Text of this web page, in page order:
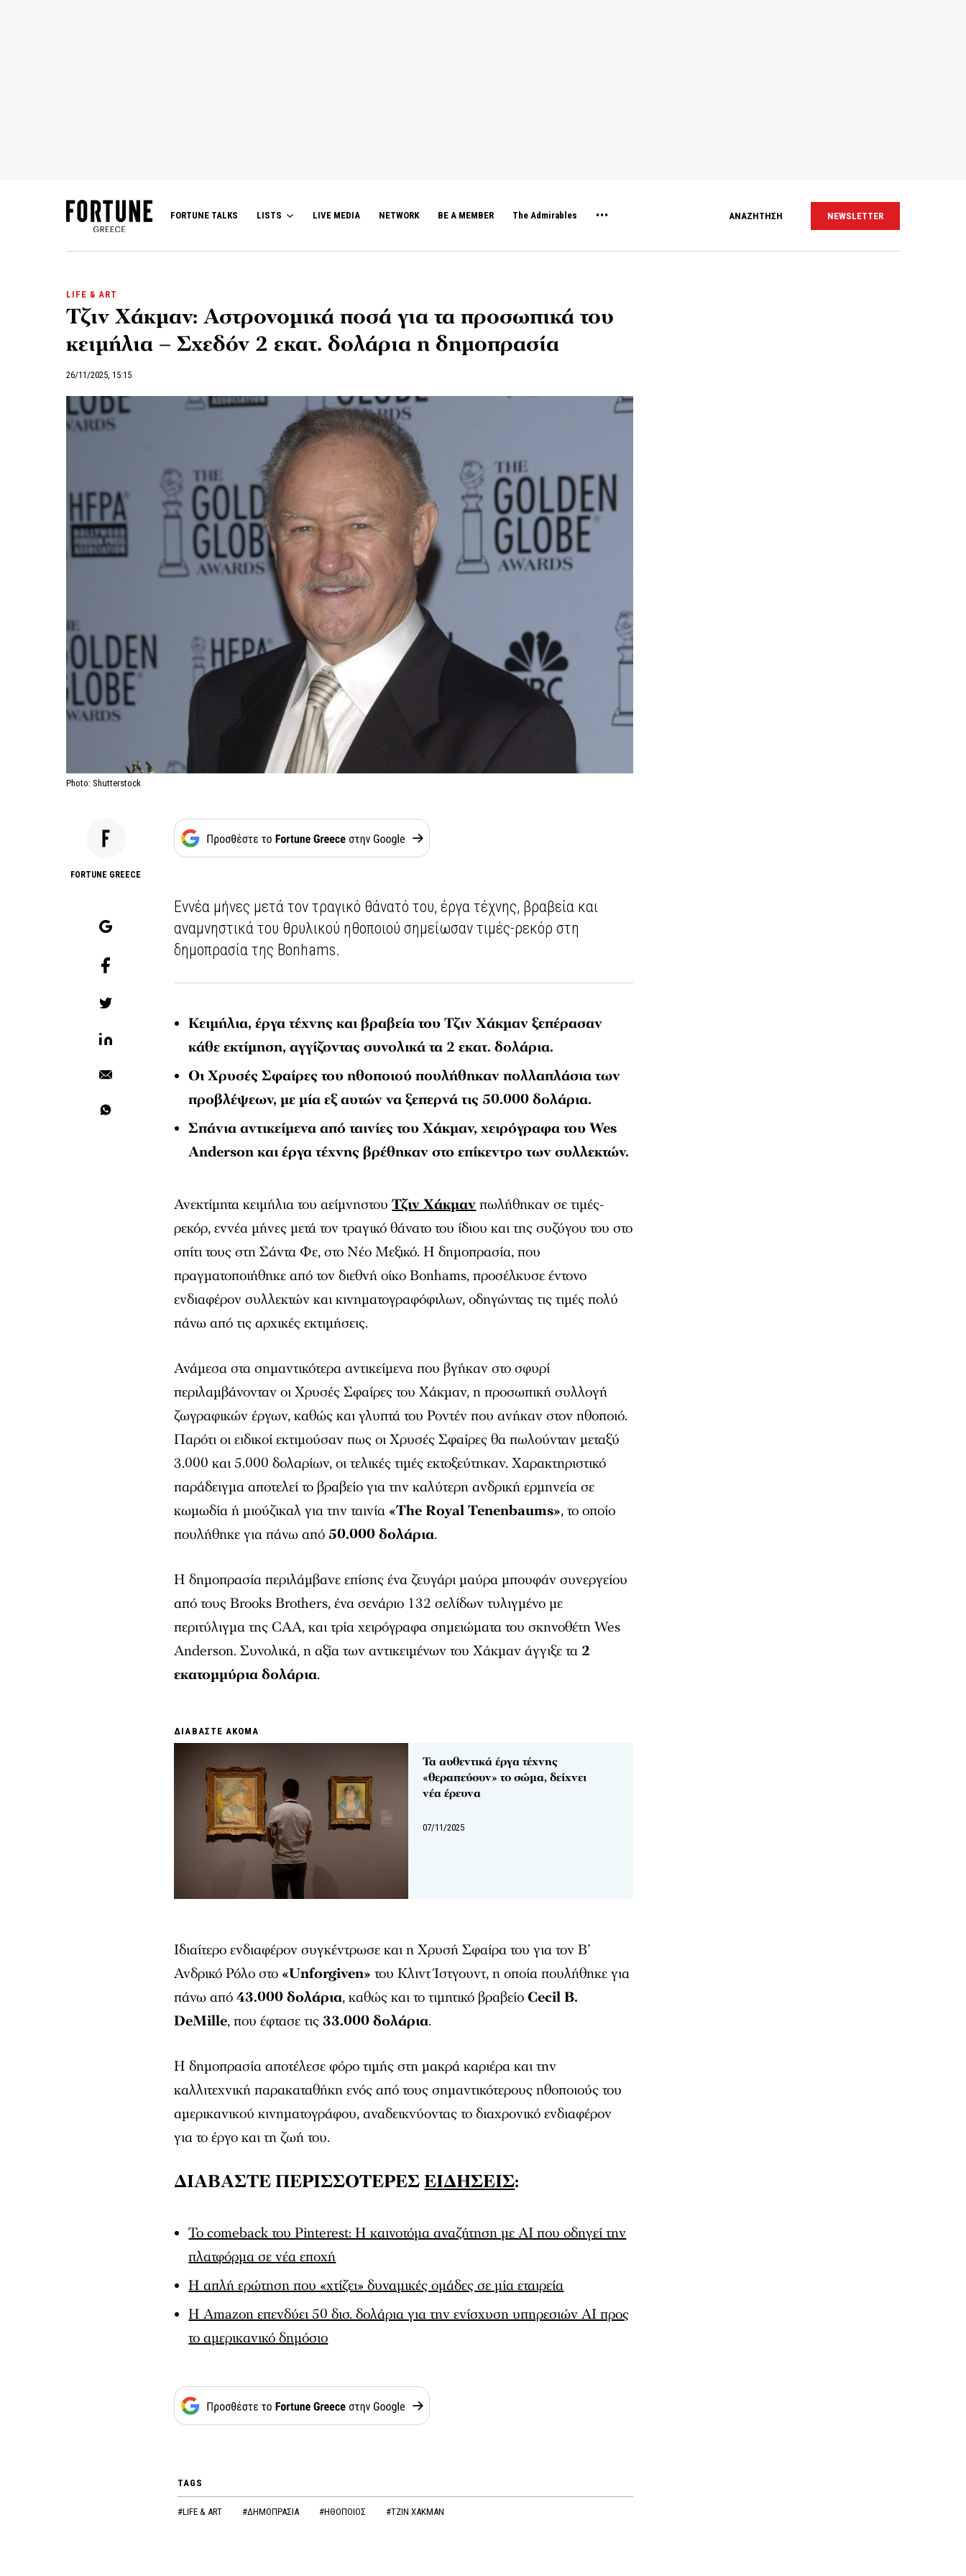
FORTUNE TALKS LISTS LIVE MEDIA NETWORK BE A MEMBER The Admirables ΑΝΑΖΗΤΗΣΗ NEWSLETTER
LIFE & ART
Τζιν Χάκμαν: Αστρονομικά ποσά για τα προσωπικά του
κειμήλια – Σχεδόν 2 εκατ. δολάρια η δημοπρασία
26/11/2025, 15:15
Photo: Shutterstock
FORTUNE GREECE
Εννέα μήνες μετά τον τραγικό θάνατό του, έργα τέχνης, βραβεία και
αναμνηστικά του θρυλικού ηθοποιού σημείωσαν τιμές-ρεκόρ στη
δημοπρασία της Bonhams.
Κειμήλια, έργα τέχνης και βραβεία του Τζιν Χάκμαν ξεπέρασαν
κάθε εκτίμηση, αγγίζοντας συνολικά τα 2 εκατ. δολάρια.
Οι Χρυσές Σφαίρες του ηθοποιού πουλήθηκαν πολλαπλάσια των
προβλέψεων, με μία εξ αυτών να ξεπερνά τις 50.000 δολάρια.
Σπάνια αντικείμενα από ταινίες του Χάκμαν, χειρόγραφα του Wes
Anderson και έργα τέχνης βρέθηκαν στο επίκεντρο των συλλεκτών.
Ανεκτίμητα κειμήλια του αείμνηστουΤζιν Χάκμανπωλήθηκαν σε τιμές-
ρεκόρ, εννέα μήνες μετά τον τραγικό θάνατο του ίδιου και της συζύγου του στο
σπίτι τους στη Σάντα Φε, στο Νέο Μεξικό. Η δημοπρασία, που
πραγματοποιήθηκε από τον διεθνή οίκο Bonhams, προσέλκυσε έντονο
ενδιαφέρον συλλεκτών και κινηματογραφόφιλων, οδηγώντας τις τιμές πολύ
πάνω από τις αρχικές εκτιμήσεις.
Ανάμεσα στα σημαντικότερα αντικείμενα που βγήκαν στο σφυρί
περιλαμβάνονταν οι Χρυσές Σφαίρες του Χάκμαν, η προσωπική συλλογή
ζωγραφικών έργων, καθώς και γλυπτά του Ροντέν που ανήκαν στον ηθοποιό.
Παρότι οι ειδικοί εκτιμούσαν πως οι Χρυσές Σφαίρες θα πωλούνταν μεταξύ
3.000 και 5.000 δολαρίων, οι τελικές τιμές εκτοξεύτηκαν. Χαρακτηριστικό
παράδειγμα αποτελεί το βραβείο για την καλύτερη ανδρική ερμηνεία σε
κωμωδία ή μιούζικαλ για την ταινία «The Royal Tenenbaums», το οποίο
πουλήθηκε για πάνω από 50.000 δολάρια.
Η δημοπρασία περιλάμβανε επίσης ένα ζευγάρι μαύρα μπουφάν συνεργείου
από τους Brooks Brothers, ένα σενάριο 132 σελίδων τυλιγμένο με
περιτύλιγμα της CAA, και τρία χειρόγραφα σημειώματα του σκηνοθέτη Wes
Anderson. Συνολικά, η αξία των αντικειμένων του Χάκμαν άγγιξε τα2
εκατομμύρια δολάρια.
ΔΙΑΒΑΣΤΕ ΑΚΟΜΑ
Τα αυθεντικά έργα τέχνης
«θεραπεύουν» το σώμα, δείχνει
νέα έρευνα
07/11/2025
Ιδιαίτερο ενδιαφέρον συγκέντρωσε και η Χρυσή Σφαίρα του για τον Β’
Ανδρικό Ρόλο στο «Unforgiven» του Κλιντ Ίστγουντ, η οποία πουλήθηκε για
πάνω από43.000 δολάρια, καθώς και το τιμητικό βραβείοCecil B.
DeMille, που έφτασε τις33.000 δολάρια.
Η δημοπρασία αποτέλεσε φόρο τιμής στη μακρά καριέρα και την
καλλιτεχνική παρακαταθήκη ενός από τους σημαντικότερους ηθοποιούς του
αμερικανικού κινηματογράφου, αναδεικνύοντας το διαχρονικό ενδιαφέρον
για το έργο και τη ζωή του.
ΔΙΑΒΑΣΤΕ ΠΕΡΙΣΣΟΤΕΡΕΣ ΕΙΔΗΣΕΙΣ:
Το comeback του Pinterest: Η καινοτόμα αναζήτηση με AI που οδηγεί την
πλατφόρμα σε νέα εποχή
Η απλή ερώτηση που «χτίζει» δυναμικές ομάδες σε μία εταιρεία
Η Amazon επενδύει 50 δισ. δολάρια για την ενίσχυση υπηρεσιών AI προς
το αμερικανικό δημόσιο
TAGS
#LIFE & ART #ΔΗΜΟΠΡΑΣΙΑ #ΗΘΟΠΟΙΟΣ #ΤΖΙΝ ΧΑΚΜΑΝ